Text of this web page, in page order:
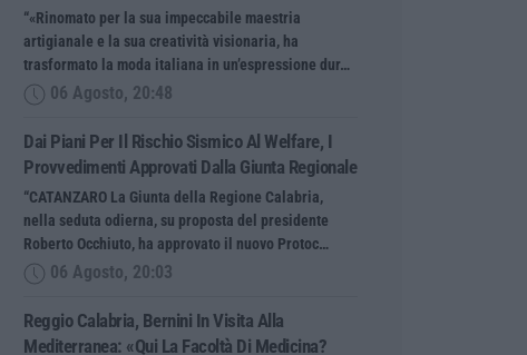
“«Rinomato per la sua impeccabile maestria
artigianale e la sua creatività visionaria, ha
trasformato la moda italiana in un’espressione dur…
06 Agosto, 20:48
Dai Piani Per Il Rischio Sismico Al Welfare, I
Provvedimenti Approvati Dalla Giunta Regionale
“CATANZARO La Giunta della Regione Calabria,
nella seduta odierna, su proposta del presidente
Roberto Occhiuto, ha approvato il nuovo Protoc…
06 Agosto, 20:03
Reggio Calabria, Bernini In Visita Alla
Mediterranea: «Qui La Facoltà Di Medicina?